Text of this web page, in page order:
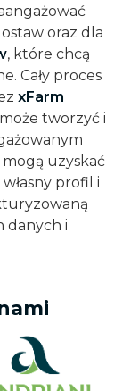
oraz dla
, które chcą
Cały proces
xFarm
tworzyć i
uzyskać
profil i
danych i